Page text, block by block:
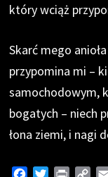
który wciąż
Skarć mego
przypomina mi –
samochodowym,
bogatych – niech
łona ziemi, i nagi